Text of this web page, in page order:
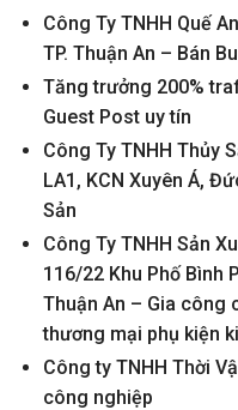
Công Ty TNHH Quế
TP. Thuận An – Bán
Tăng trưởng 200%
Guest Post uy tín
Công Ty TNHH Thủy
LA1, KCN Xuyên Á,
Sản
Công Ty TNHH Sản
116/22 Khu Phố Bình
Thuận An – Gia công
thương mại phụ kiện
Công ty TNHH Thời
công nghiệp